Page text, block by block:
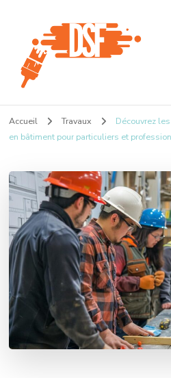
D s f
Accueil Travaux
Découvrez
en bâtiment pour particuliers et